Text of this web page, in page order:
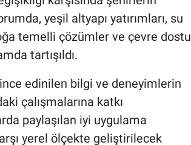
yeşil altyapı yatırımları, su
temelli çözümler ve çevre dostu
tartışıldı.
edinilen bilgi ve deneyimlerin
çalışmalarına katkı
paylaşılan iyi uygulama
yerel ölçekte geliştirilecek